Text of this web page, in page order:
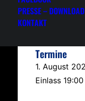
PRESSE – DOWNLOAD
KONTAKT
Haenning
Termine
1. August
Einlass